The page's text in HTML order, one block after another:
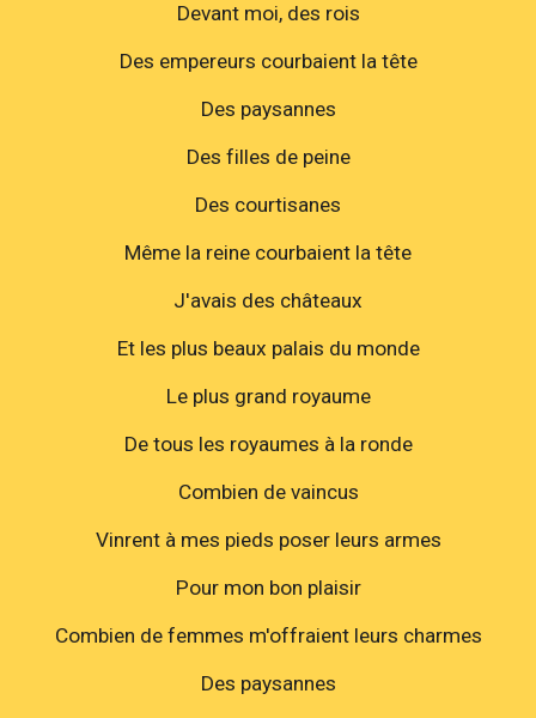
Devant moi, des rois
Des empereurs courbaient la tête
Des paysannes
Des filles de peine
Des courtisanes
Même la reine courbaient la tête
J'avais des châteaux
Et les plus beaux palais du monde
Le plus grand royaume
De tous les royaumes à la ronde
Combien de vaincus
Vinrent à mes pieds poser leurs armes
Pour mon bon plaisir
Combien de femmes m'offraient leurs charmes
Des paysannes